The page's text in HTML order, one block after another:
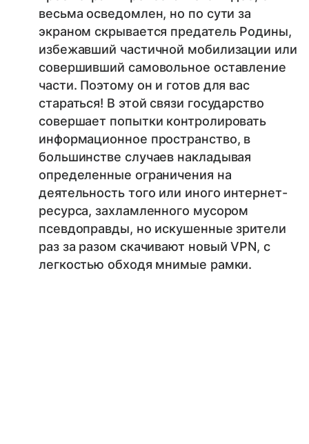
весьма осведомлен, но по сути за
экраном скрывается предатель Родины,
избежавший частичной мобилизации или
совершивший самовольное оставление
части. Поэтому он и готов для вас
стараться! В этой связи государство
совершает попытки контролировать
информационное пространство, в
большинстве случаев накладывая
определенные ограничения на
деятельность того или иного интернет-
ресурса, захламленного мусором
псевдоправды, но искушенные зрители
раз за разом скачивают новый VPN, с
легкостью обходя мнимые рамки.